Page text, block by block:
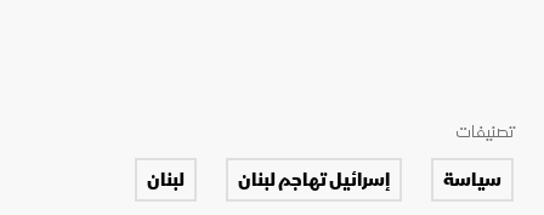
تصنيفات
سياسة إسرائيل تهاجم لبنان
لبنان